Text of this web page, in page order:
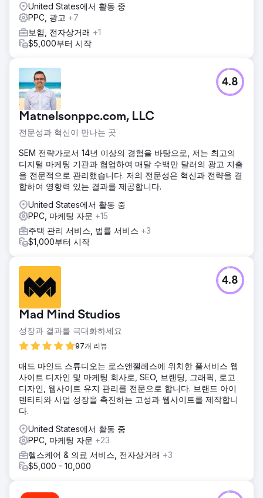
United States에서 활동 중
PPC, 광고 +7
보험, 전자상거래 +1
$5,000부터 시작
Matnelsonppc.com, LLC
전문성과 혁신이 만나는 곳
4.8
SEM 전략가로서 14년 이상의 경험을 바탕으로, 저는 최고의
디지털 마케팅 기관과 협업하여 매달 수백만 달러의 광고 지출
을 전문적으로 관리했습니다. 저의 전문성은 혁신과 전략을 결
합하여 영향력 있는 결과를 제공합니다.
United States에서 활동 중
PPC, 마케팅 자문 +15
주택 관리 서비스, 법률 서비스 +3
$1,000부터 시작
Mad Mind Studios
성장과 결과를 극대화하세요
97개 리뷰
4.8
매드 마인드 스튜디오는 로스앤젤레스에 위치한 풀서비스 웹
사이트 디자인 및 마케팅 회사로, SEO, 브랜딩, 그래픽, 로고
디자인, 웹사이트 유지 관리를 전문으로 합니다. 브랜드 아이
덴티티와 사업 성장을 촉진하는 고성과 웹사이트를 제작합니
다.
United States에서 활동 중
PPC, 마케팅 자문 +23
헬스케어 & 의료 서비스, 전자상거래 +3
$5,000 - 10,000